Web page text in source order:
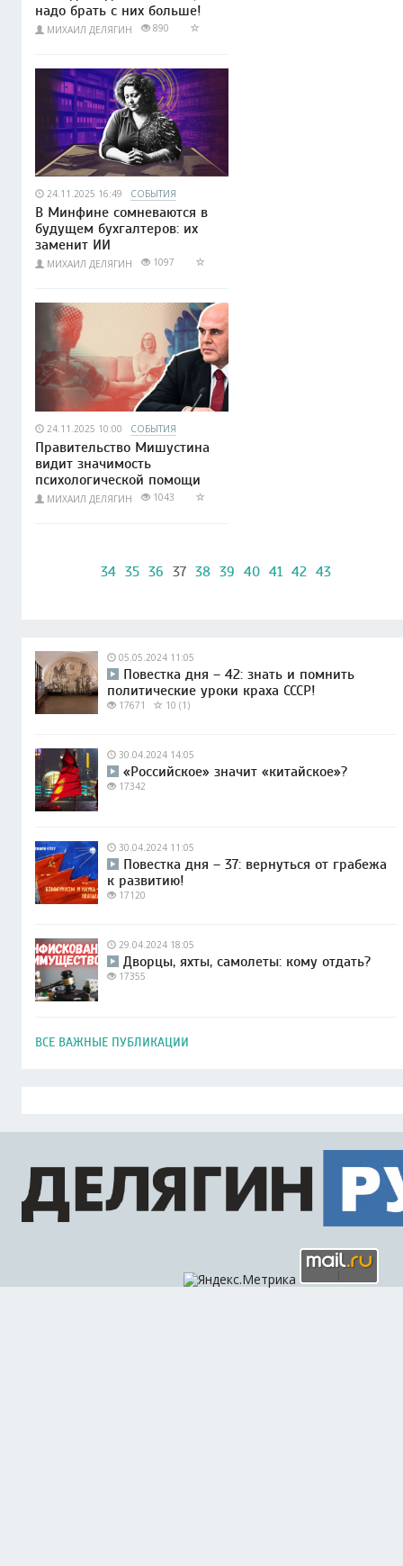
надо брать с них больше!
МИХАИЛ ДЕЛЯГИН 890
24.11.2025 16:49 СОБЫТИЯ
В Минфине сомневаются в
будущем бухгалтеров: их
заменит ИИ
МИХАИЛ ДЕЛЯГИН 1097
24.11.2025 10:00 СОБЫТИЯ
Правительство Мишустина
видит значимость
психологической помощи
МИХАИЛ ДЕЛЯГИН 1043
34 35 36 37 38 39 40 41 42 43
05.05.2024 11:05
Повестка дня – 42: знать и помнить
политические уроки краха СССР!
17671 10 (1)
30.04.2024 14:05
«Российское» значит «китайское»?
17342
30.04.2024 11:05
Повестка дня – 37: вернуться от грабежа
к развитию!
17120
29.04.2024 18:05
Дворцы, яхты, самолеты: кому отдать?
17355
ВСЕ ВАЖНЫЕ ПУБЛИКАЦИИ